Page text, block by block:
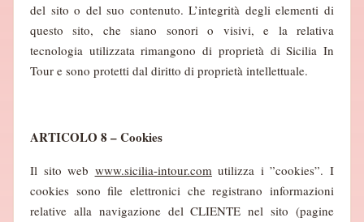
del sito o del suo contenuto. L’integrità degli elementi di
questo sito, che siano sonori o visivi, e la relativa
tecnologia utilizzata rimangono di proprietà di Sicilia In
Tour e sono protetti dal diritto di proprietà intellettuale.
ARTICOLO 8 – Cookies
Il sito web www.sicilia-intour.comutilizza i ”cookies”. I
cookies sono file elettronici che registrano informazioni
relative alla navigazione del CLIENTE nel sito (pagine